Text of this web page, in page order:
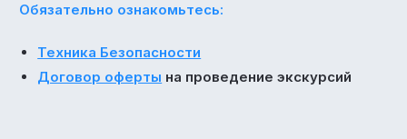
Обязательно ознакомьтесь:
Техника Безопасности
Договор оферты на проведение экскурсий